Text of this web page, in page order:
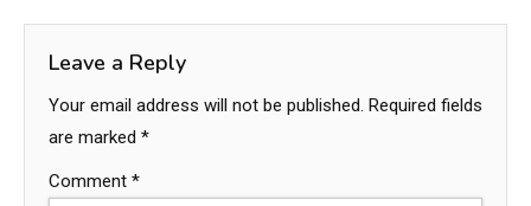
Leave a Reply
Your email address will not be published. Required fields
are marked *
Comment *